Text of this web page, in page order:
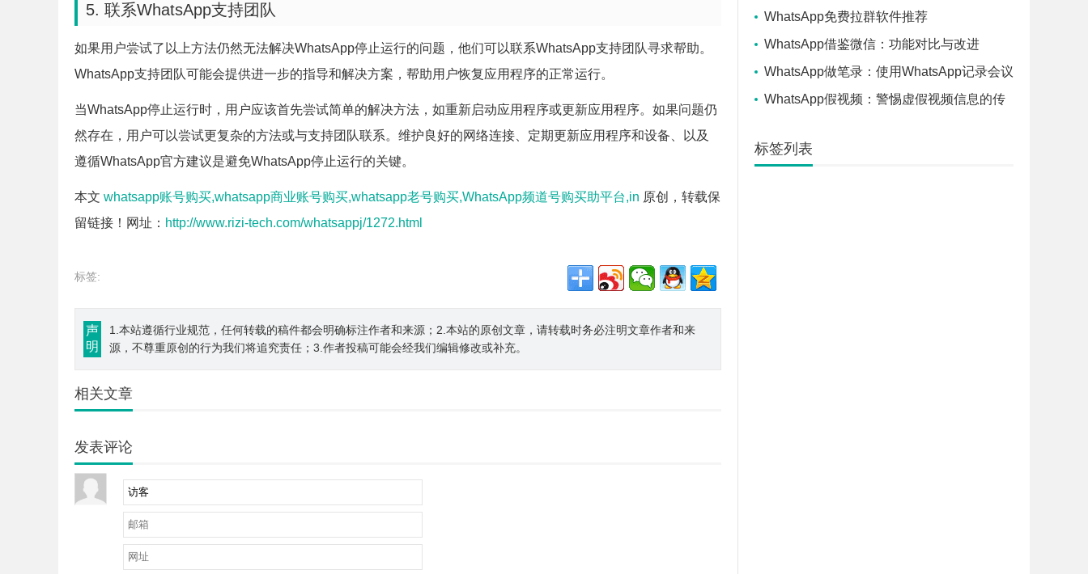
5. 联系WhatsApp支持团队
如果用户尝试了以上方法仍然无法解决WhatsApp停止运行的问题，他们可以联系WhatsApp支持团队寻求帮助。
WhatsApp支持团队可能会提供进一步的指导和解决方案，帮助用户恢复应用程序的正常运行。
当WhatsApp停止运行时，用户应该首先尝试简单的解决方法，如重新启动应用程序或更新应用程序。如果问题仍
然存在，用户可以尝试更复杂的方法或与支持团队联系。维护良好的网络连接、定期更新应用程序和设备、以及
遵循WhatsApp官方建议是避免WhatsApp停止运行的关键。
本文 whatsapp账号购买,whatsapp商业账号购买,whatsapp老号购买,WhatsApp频道号购买助平台,in 原创，转载保
留链接！网址： http://www.rizi-tech.com/whatsappj/1272.html
标签:
声
明
1.本站遵循行业规范，任何转载的稿件都会明确标注作者和来源；2.本站的原创文章，请转载时务必注明文章作者和来
源，不尊重原创的行为我们将追究责任；3.作者投稿可能会经我们编辑修改或补充。
相关文章
发表评论
领域发挥作用？
WhatsApp免费拉群软件推荐
WhatsApp借鉴微信：功能对比与改进
WhatsApp做笔录：使用WhatsApp记录会议
和重要信息的最佳实践
WhatsApp假视频：警惕虚假视频信息的传
标签列表